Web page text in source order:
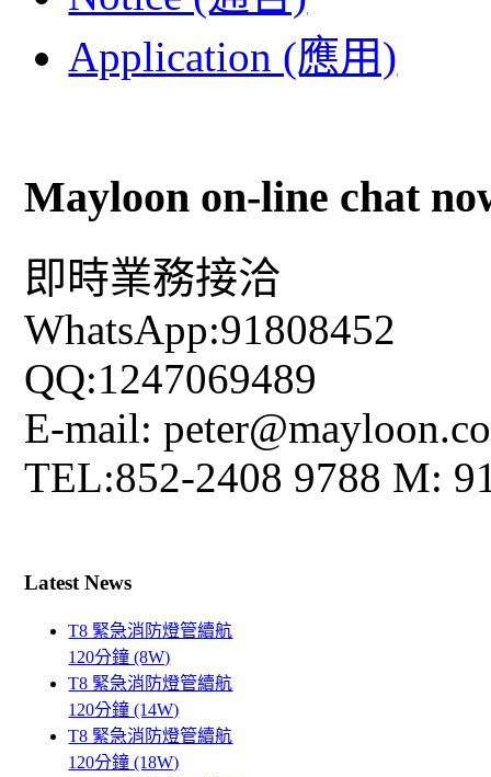
Application (應用)
Mayloon on-line chat
即時業務接洽
WhatsApp:91808452
QQ:1247069489
E-mail:
TEL:852-2408 9788 M:
Latest News
T8 緊急消防燈管續航
120分鐘 (8W)
T8 緊急消防燈管續航
120分鐘 (14W)
T8 緊急消防燈管續航
120分鐘 (18W)